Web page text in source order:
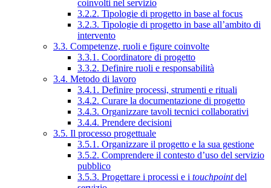
coinvolti nel servizio
3.2.2. Tipologie di progetto in base al focus
3.2.3. Tipologie di progetto in base all’ambito di
intervento
3.3. Competenze, ruoli e figure coinvolte
3.3.1. Coordinatore di progetto
3.3.2. Definire ruoli e responsabilità
3.4. Metodo di lavoro
3.4.1. Definire processi, strumenti e rituali
3.4.2. Curare la documentazione di progetto
3.4.3. Organizzare tavoli tecnici collaborativi
3.4.4. Prendere decisioni
3.5. Il processo progettuale
3.5.1. Organizzare il progetto e la sua gestione
3.5.2. Comprendere il contesto d’uso del servizio
pubblico
3.5.3. Progettare i processi e i touchpointdel